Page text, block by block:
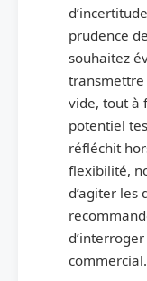
prudence
souhaitez
transmettre
vide, tout à
potentiel
réfléchit
flexibilité,
d’agiter les
commercial.